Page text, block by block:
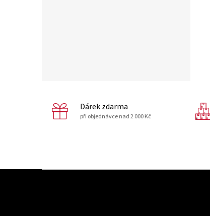
Dárek zdarma
při objednávce nad 2 000 Kč